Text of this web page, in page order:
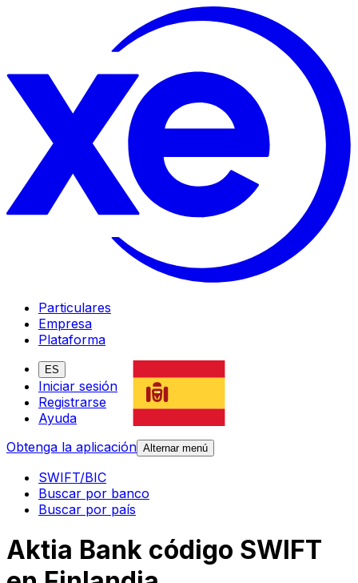
Particulares
Empresa
Plataforma
ES
Iniciar sesión
Registrarse
Ayuda
Obtenga la aplicación Alternar menú
SWIFT/BIC
Buscar por banco
Buscar por país
Aktia Bank código SWIFT